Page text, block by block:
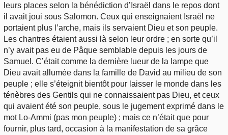
leurs places selon la bénédiction d’Israël dans le repos dont
il avait joui sous Salomon. Ceux qui enseignaient Israël ne
portaient plus l’arche, mais ils servaient Dieu et son peuple.
Les chantres étaient aussi là selon leur ordre ; en sorte qu’il
n’y avait pas eu de Pâque semblable depuis les jours de
Samuel. C’était comme la dernière lueur de la lampe que
Dieu avait allumée dans la famille de David au milieu de son
peuple ; elle s’éteignit bientôt pour laisser le monde dans les
ténèbres des Gentils qui ne connaissaient pas Dieu, et ceux
qui avaient été son peuple, sous le jugement exprimé dans le
mot Lo-Ammi (pas mon peuple) ; mais ce n’était que pour
fournir, plus tard, occasion à la manifestation de sa grâce